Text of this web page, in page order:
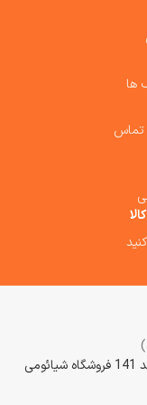
و گرد و غبار که در فرش،
کف خانه تان هست را
تمیز می نماید. ما
این جارو رباتیک را به
ها
تماس